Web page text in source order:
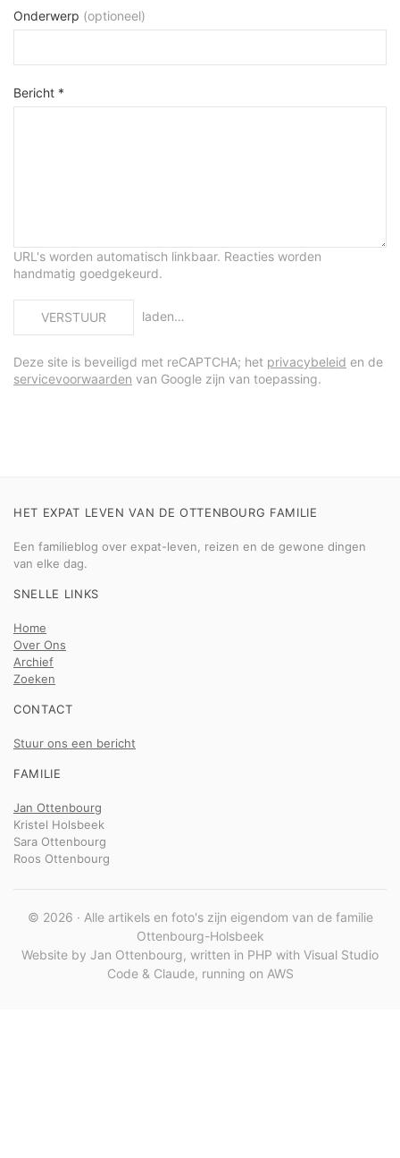
Onderwerp (optioneel)
Bericht *
URL's worden automatisch linkbaar. Reacties worden
handmatig goedgekeurd.
VERSTUUR laden…
Deze site is beveiligd met reCAPTCHA; het privacybeleid en de
servicevoorwaarden van Google zijn van toepassing.
HET EXPAT LEVEN VAN DE OTTENBOURG FAMILIE
Een familieblog over expat-leven, reizen en de gewone dingen
van elke dag.
SNELLE LINKS
Home
Over Ons
Archief
Zoeken
CONTACT
Stuur ons een bericht
FAMILIE
Jan Ottenbourg
Kristel Holsbeek
Sara Ottenbourg
Roos Ottenbourg
© 2026 · Alle artikels en foto's zijn eigendom van de familie
Ottenbourg-Holsbeek
Website by Jan Ottenbourg, written in PHP with Visual Studio
Code & Claude, running on AWS